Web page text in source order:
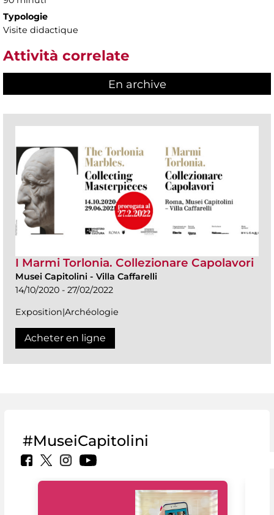
Typologie
Visite didactique
Attività correlate
En archive
I Marmi Torlonia. Collezionare Capolavori
Musei Capitolini - Villa Caffarelli
14/10/2020 - 27/02/2022
Exposition|Archéologie
Acheter en ligne
#MuseiCapitolini